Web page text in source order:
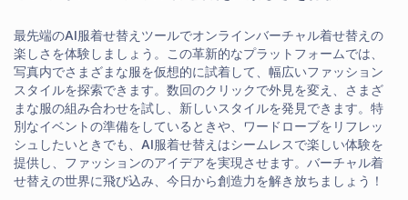
最先端のAI服着せ替えツールでオンラインバーチャル着せ替えの
楽しさを体験しましょう。この革新的なプラットフォームでは、
写真内でさまざまな服を仮想的に試着して、幅広いファッション
スタイルを探索できます。数回のクリックで外見を変え、さまざ
まな服の組み合わせを試し、新しいスタイルを発見できます。特
別なイベントの準備をしているときや、ワードローブをリフレッ
シュしたいときでも、AI服着せ替えはシームレスで楽しい体験を
提供し、ファッションのアイデアを実現させます。バーチャル着
せ替えの世界に飛び込み、今日から創造力を解き放ちましょう！